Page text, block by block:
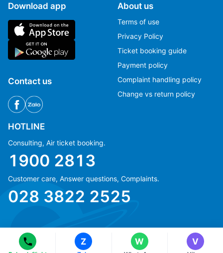
Download app
Contact us
About us
Terms of use
Privacy Policy
Ticket booking guide
Payment policy
Complaint handling policy
Change vs return policy
HOTLINE
Consulting, Air ticket booking.
1900 2813
Customer care, Answer questions, Complaints.
028 3822 2525
© Copyright 2018 eFly.vn · All Rights reserved.
Z W
(+84) 70 854 1213
V